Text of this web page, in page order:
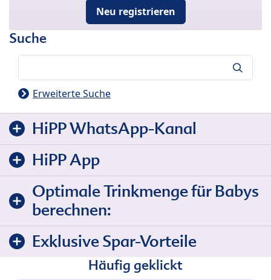
Neu registrieren
Suche
Erweiterte Suche
HiPP WhatsApp-Kanal
HiPP App
Optimale Trinkmenge für Babys
berechnen:
Exklusive Spar-Vorteile
Häufig geklickt